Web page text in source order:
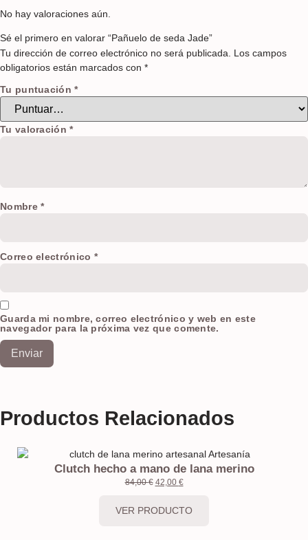
No hay valoraciones aún.
Sé el primero en valorar “Pañuelo de seda Jade”
Tu dirección de correo electrónico no será publicada.
Los campos
obligatorios están marcados con *
Tu puntuación*
Tu valoración*
Nombre*
Correo electrónico *
Guarda mi nombre, correo electrónico y web en este
navegador para la próxima vez que comente.
Productos Relacionados
Clutch hecho a mano de lana merino
84,00€ 42,00 €
VER PRODUCTO